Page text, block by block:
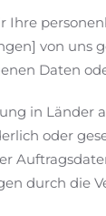
Ihre
von uns
Daten
in Länder
oder
durch die